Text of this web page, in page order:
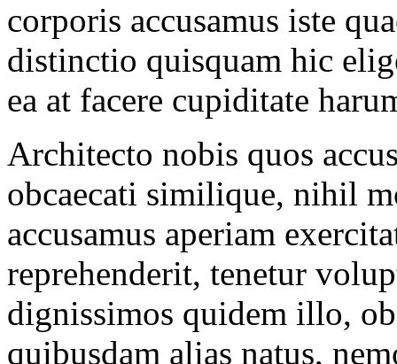
corporis accusamus iste
distinctio quisquam hic
ea at facere cupiditate
Architecto nobis quos
obcaecati similique, nihil
accusamus aperiam
reprehenderit, tenetur
dignissimos quidem illo,
quibusdam alias natus,